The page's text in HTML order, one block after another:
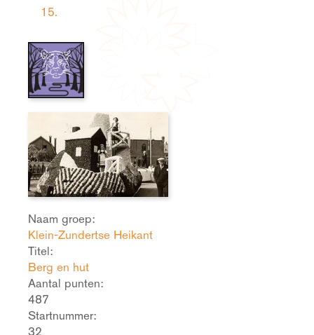
15.
Naam groep:
Klein-Zundertse Heikant
Titel:
Berg en hut
Aantal punten:
487
Startnummer:
32